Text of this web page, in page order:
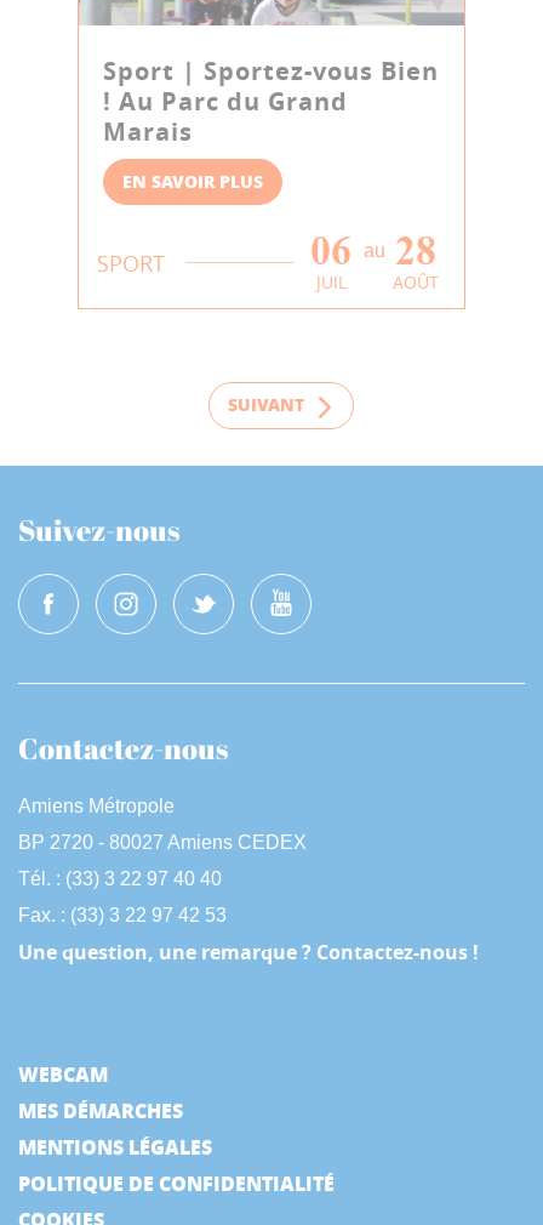
Sport | Sportez-vous Bien
! Au Parc du Grand
Marais
EN SAVOIR PLUS
SPORT 06
JUIL
au 28
AOÛT
SUIVANT
Suivez-nous
Contactez-nous
Amiens Métropole
BP 2720 - 80027 Amiens CEDEX
Tél. : (33) 3 22 97 40 40
Fax. : (33) 3 22 97 42 53
Une question, une remarque ? Contactez-nous !
WEBCAM
MES DÉMARCHES
MENTIONS LÉGALES
POLITIQUE DE CONFIDENTIALITÉ
COOKIES